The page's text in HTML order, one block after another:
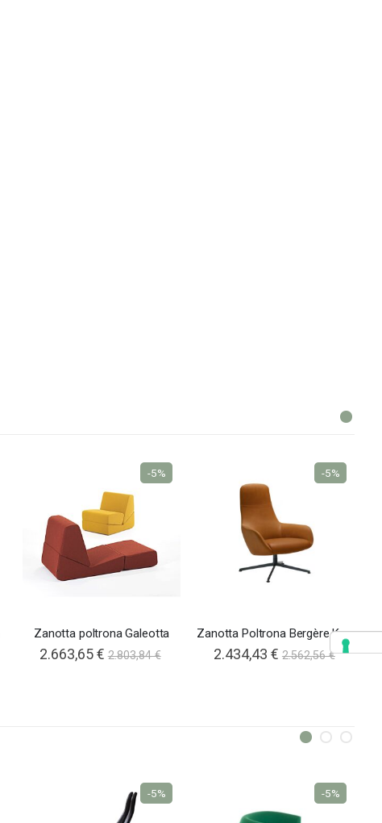
Zanotta poltrona Galeotta
2.663,65 € 2.803,84 €
-5%
Zanotta Poltrona Bergère Kent
2.434,43 € 2.562,56 €
-5%
-5% -5%